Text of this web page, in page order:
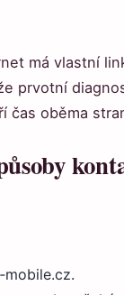
má vlastní
prvotní
čas oběma